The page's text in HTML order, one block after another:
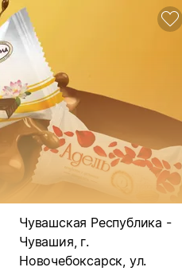
Чувашская Республика -
Чувашия, г.
Новочебоксарск, ул.